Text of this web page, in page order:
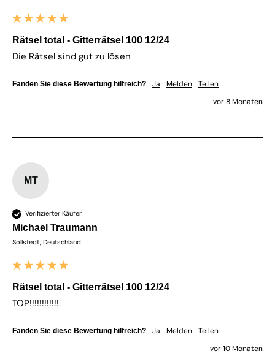
Rätsel total - Gitterrätsel 100 12/24
Die Rätsel sind gut zu lösen
Fanden Sie diese Bewertung hilfreich? Ja Melden
Teilen
vor 8 Monaten
MT
Verifizierter Käufer
Michael Traumann
Sollstedt, Deutschland
Rätsel total - Gitterrätsel 100 12/24
TOP!!!!!!!!!!!!
Fanden Sie diese Bewertung hilfreich? Ja Melden
Teilen
vor 10 Monaten